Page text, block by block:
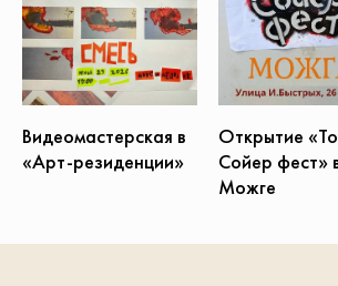
Открытие
Сойер фест»
Можге
Видеомастерская в
«Арт-резиденции»